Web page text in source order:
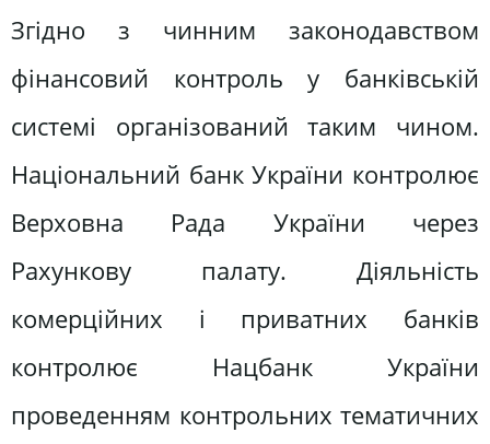
Згідно з чинним законодавством
фінансовий контроль у банківській
системі організований таким чином.
Національний банк України контролює
Верховна Рада України через
Рахункову палату. Діяльність
комерційних і приватних банків
контролює Нацбанк України
проведенням контрольних тематичних